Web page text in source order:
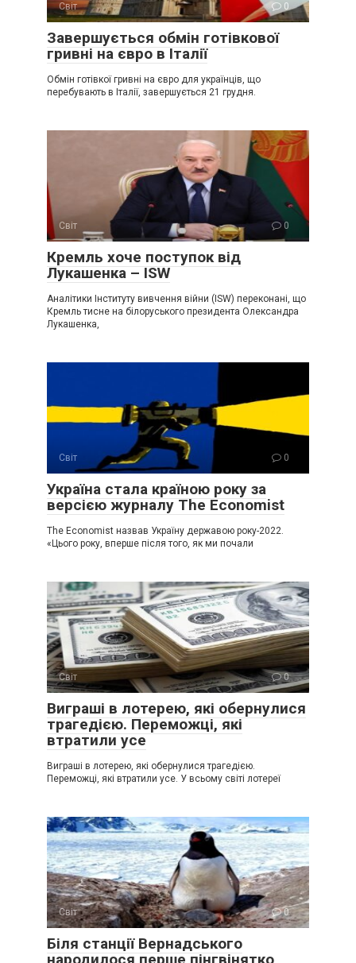
Світ 0
Завершується обмін готівкової
гривні на євро в Італії
Обмін готівкої гривні на євро для українців, що
перебувають в Італії, завершується 21 грудня.
Світ 0
Крeмль хоче поступок від
Лукaшенка – ISW
Аналітики Інституту вивчення війни (ISW) переконані, що
Кремль тисне на білоруського президента Олександра
Лукашенка,
Світ 0
Україна стала країною року за
версією журналу The Economist
The Economist назвав Україну державою року-2022.
«Цього року, вперше після того, як ми почали
Світ 0
Виграші в лотерею, які обернулися
трагедією. Переможці, які
втратили усе
Виграші в лотерею, які обернулися трагедією.
Переможці, які втратили усе. У всьому світі лотереї
Світ 0
Біля станції Вернадського